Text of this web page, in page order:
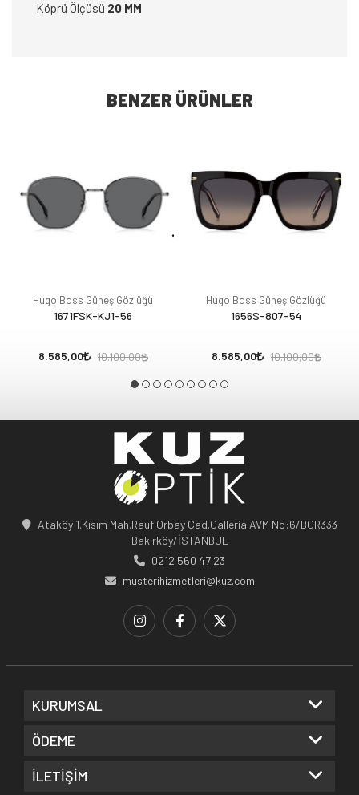
Köprü Ölçüsü 20 MM
BENZER ÜRÜNLER
Hugo Boss Güneş Gözlüğü
1671FSK-KJ1-56
8.585,00 10.100,00
Hugo Boss Güneş Gözlüğü
1656S-807-54
8.585,00 10.100,00
Ataköy 1.Kısım Mah.Rauf Orbay Cad.Galleria AVM No:6/BGR333
Bakırköy/İSTANBUL
0212 560 47 23
musterihizmetleri@kuz.com
KURUMSAL
ÖDEME
İLETİŞİM